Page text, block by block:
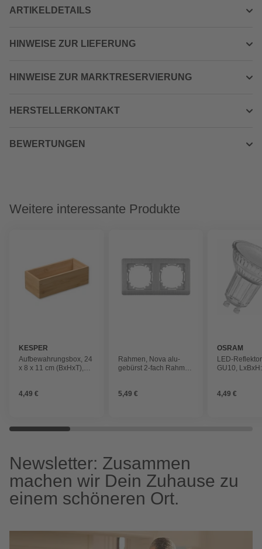
ARTIKELDETAILS
HINWEISE ZUR LIEFERUNG
HINWEISE ZUR MARKTRESERVIERUNG
HERSTELLERKONTAKT
BEWERTUNGEN
Weitere interessante Produkte
KESPER
Aufbewahrungsbox, 24
x 8 x 11 cm (BxHxT),
4,49 €
Rahmen, Nova alu-
gebürst 2-fach Rahmen
5,49 €
OSRAM
LED-
GU10, LxBxH:
4,49 €
Newsletter: Zusammen
machen wir Dein Zuhause zu
einem schöneren Ort.